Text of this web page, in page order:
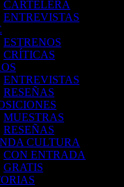
CARTELERA
ENTREVISTAS
ESTRENOS
CRÍTICAS
ENTREVISTAS
RESEÑAS
MUESTRAS
RESEÑAS
CULTURA
CON ENTRADA
GRATIS